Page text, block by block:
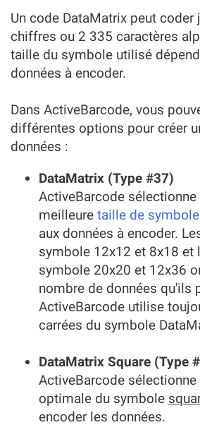
Un code DataMatrix peut coder
chiffres ou 2 335 caractères
taille du symbole utilisé
données à encoder.
Dans ActiveBarcode, vous
différentes options pour créer
données :
DataMatrix (Type #37)
ActiveBarcode
meilleure taille de symbole
aux données à encoder.
symbole 12x12 et 8x18 et
symbole 20x20 et 12x36
nombre de données qu'ils
ActiveBarcode utilise
carrées du symbole
DataMatrix Square (Type
ActiveBarcode
optimale du symbole
encoder les données.